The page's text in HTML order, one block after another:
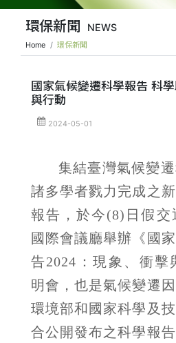
環保新聞 NEWS
Home 環保新聞
國家氣候變遷科學報告 科
與行動
2024-05-01
集結臺灣氣候變
諸多學者戮力完成之
報告，於今(8) 日假交
國際會議廳舉辦《國
告2024 ：現象、衝
明會，也是氣候變遷
環境部和國家科學及
合公開發布之科學報